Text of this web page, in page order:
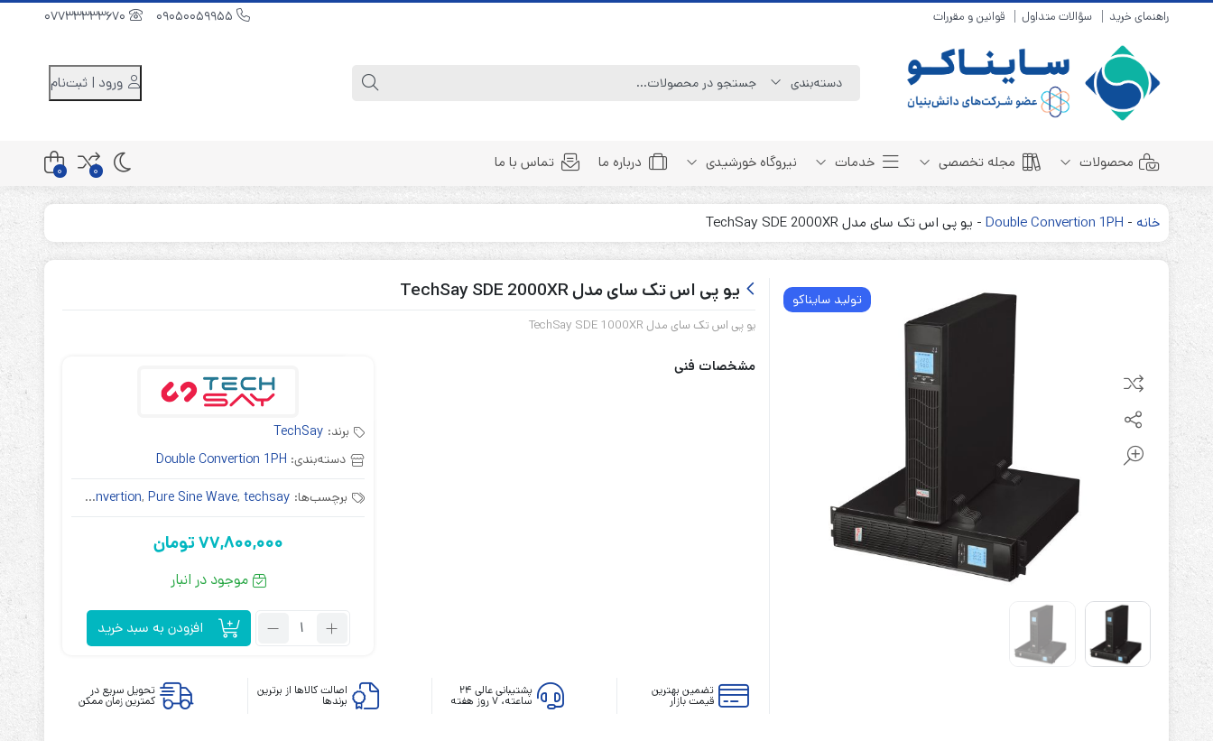
راهنمای خرید سؤالات متداول قوانین و مقررات
ورود | ثبت‌نام
محصولات
باتری سیلد لید اسید
باتری نیکل متال هیدرید
باتری آلکالاین
Line Interactive (Simulated Sine Wave)
Line Interactive (Pure Sine Wave)
Double Conversion (1:1)
Double Convertion (3:1)
کابینت باتری 48 ولت
یونیتکس پاور
مجله تخصصی
مبانی باتری
تست و کنترل
طول عمر باتری
باتری هوشمند
بسته بندی و ایمنی
روش های شارژ
روش های تخلیه
خدمات نیروگاه خورشیدی درباره ما تماس با ما
0
0
خانه -
Double Convertion 1PH
- یو پی اس تک سای مدل TechSay SDE 2000XR
تولید سایناکو یو پی اس تک سای مدل TechSay SDE 2000XR
یو پی اس تک سای مدل TechSay SDE 1000XR
مشخصات فنی
برند: TechSay
دسته‌بندی: Double Convertion 1PH
برچسب‌ها: double convertion,Pure Sine Wave,techsay
,آنلاین
77,800,000تومان
موجود در انبار
تعداد:
اس
افزودن به سبد خرید
تضمین بهترین
قیمت بازار
پشتیبانی عالی ۲۴
ساعته، ۷ روز هفته
اصالت کالاها از برترین
برندها
تحویل سریع در
کمترین زمان ممکن